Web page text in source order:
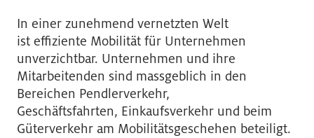
In einer zunehmend vernetzten Welt
ist effiziente Mobilität für Unternehmen
unverzichtbar. Unternehmen und ihre
Mitarbeitenden sind massgeblich in den
Bereichen Pendlerverkehr,
Geschäftsfahrten, Einkaufsverkehr und beim
Güterverkehr am Mobilitätsgeschehen beteiligt.